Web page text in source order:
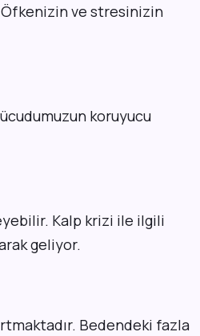
Öfkenizin ve stresinizin
koruyucu
Kalp krizi ile ilgili
geliyor.
Bedendeki fazla